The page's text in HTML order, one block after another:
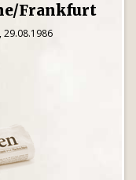
Frankfurt
29.08.1986